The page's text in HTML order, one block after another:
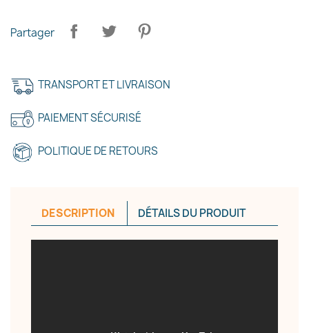
Partager
TRANSPORT ET LIVRAISON
PAIEMENT SÉCURISÉ
POLITIQUE DE RETOURS
DESCRIPTION DÉTAILS DU PRODUIT